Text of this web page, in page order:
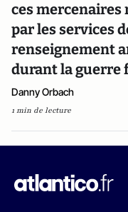
ces mercenaires
par les services
renseignement
durant la guerre
Danny Orbach
1 min de lecture